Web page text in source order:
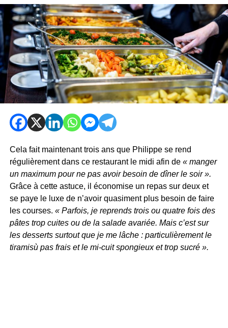
Cela fait maintenant trois ans que Philippe se rend
régulièrement dans ce restaurant le midi afin de « manger
un maximum pour ne pas avoir besoin de dîner le soir ».
Grâce à cette astuce, il économise un repas sur deux et
se paye le luxe de n’avoir quasiment plus besoin de faire
les courses. « Parfois, je reprends trois ou quatre fois des
pâtes trop cuites ou de la salade avariée. Mais c’est sur
les desserts surtout que je me lâche : particulièrement le
tiramisù pas frais et le mi-cuit spongieux et trop sucré ».